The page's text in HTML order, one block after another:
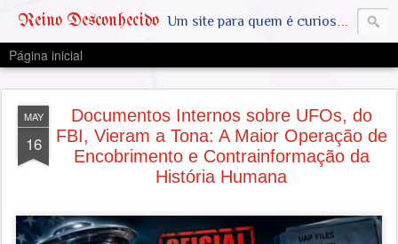
Reino Desconhecido Um site para quem é curioso e também quer estar ciente das notícias que geralmente não aparecem na grande mídia. Abram a mente, pensem fora da caixinha. SAIAM DA MATRIX !! A VERDADE ESTÁ LA FORA
Página inicial
MAY
16
Documentos Internos sobre UFOs, do
FBI, Vieram a Tona: A Maior Operação de
Encobrimento e Contrainformação da
História Humana